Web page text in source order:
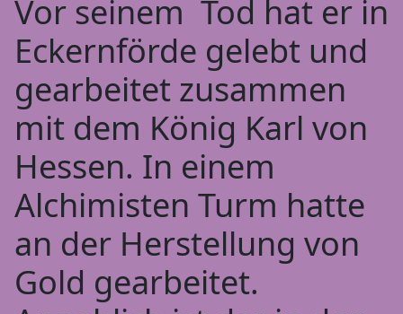
Vor seinem Tod hat er in
Eckernförde gelebt und
gearbeitet zusammen
mit dem König Karl von
Hessen. In einem
Alchimisten Turm hatte
an der Herstellung von
Gold gearbeitet.